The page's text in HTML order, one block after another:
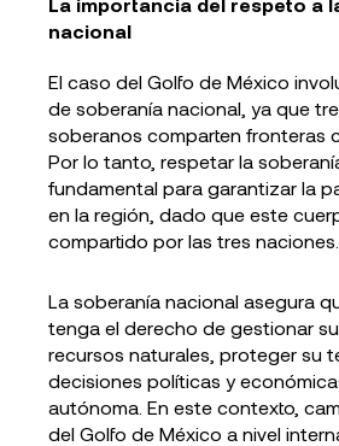
nacional
El caso del Golfo de México
de soberanía nacional, ya que
soberanos comparten fronteras
Por lo tanto, respetar la
fundamental para garantizar la
en la región, dado que este
compartido por las tres naciones.
La soberanía nacional asegura
tenga el derecho de gestionar
recursos naturales, proteger su
decisiones políticas y
autónoma. En este contexto,
del Golfo de México a nivel